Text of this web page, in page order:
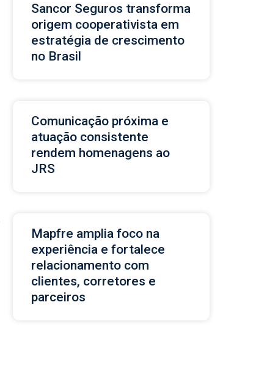
Sancor Seguros transforma
origem cooperativista em
estratégia de crescimento
no Brasil
Comunicação próxima e
atuação consistente
rendem homenagens ao
JRS
Mapfre amplia foco na
experiência e fortalece
relacionamento com
clientes, corretores e
parceiros